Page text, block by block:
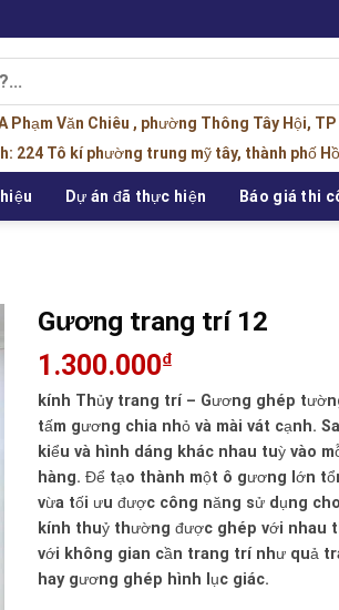
Phạm Văn Chiêu , phường Thông Tây Hội,
224 Tô kí phường trung mỹ tây, thành phố
Dự án đã thực hiện Báo giá thi
Gương trang trí 12
1.300.000₫
kính Thủy trang trí – Gương ghép
tấm gương chia nhỏ và mài vát cạnh.
kiểu và hình dáng khác nhau tuỳ vào
hàng. Để tạo thành một ô gương lớn
vừa tối ưu được công năng sử dụng
kính thuỷ thường được ghép với nhau
với không gian cần trang trí như quả
hay gương ghép hình lục giác.